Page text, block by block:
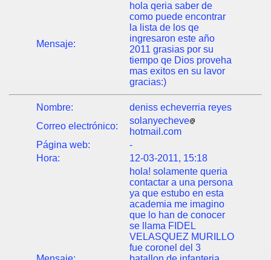
Mensaje:
hola qeria saber de
como puede encontrar
la lista de los qe
ingresaron este año
2011 grasias por su
tiempo qe Dios proveha
mas exitos en su lavor
gracias:)
Nombre:
deniss echeverria reyes
Correo electrónico:
solanyecheve
hotmail.com
Página web:
-
Hora:
12-03-2011, 15:18
hola! solamente queria
contactar a una persona
ya que estubo en esta
academia me imagino
que lo han de conocer
se llama FIDEL
VELASQUEZ MURILLO
fue coronel del 3